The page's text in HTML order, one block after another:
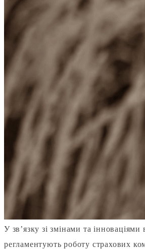
У зв’язку зі змінами та
регламентують роботу страхових